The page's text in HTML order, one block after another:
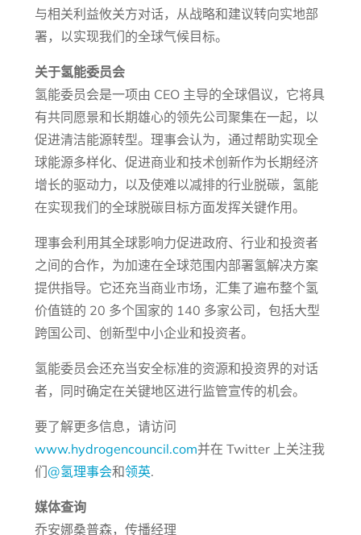
与相关利益攸关方对话，从战略和建议转向实地部
署，以实现我们的全球气候目标。
关于氢能委员会
氢能委员会是一项由 CEO 主导的全球倡议，它将具
有共同愿景和长期雄心的领先公司聚集在一起，以
促进清洁能源转型。理事会认为，通过帮助实现全
球能源多样化、促进商业和技术创新作为长期经济
增长的驱动力，以及使难以减排的行业脱碳，氢能
在实现我们的全球脱碳目标方面发挥关键作用。
理事会利用其全球影响力促进政府、行业和投资者
之间的合作，为加速在全球范围内部署氢解决方案
提供指导。它还充当商业市场，汇集了遍布整个氢
价值链的 20 多个国家的 140 多家公司，包括大型
跨国公司、创新型中小企业和投资者。
氢能委员会还充当安全标准的资源和投资界的对话
者，同时确定在关键地区进行监管宣传的机会。
要了解更多信息，请访问
www.hydrogencouncil.com并在 Twitter 上关注我
们@氢理事会和领英.
媒体查询
乔安娜桑普森，传播经理